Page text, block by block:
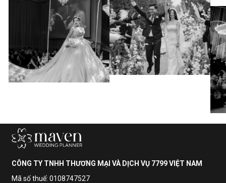
CÔNG TY TNHH THƯƠNG MẠI VÀ DỊCH VỤ 7799 VIỆT NAM
Mã số thuế: 0108747527